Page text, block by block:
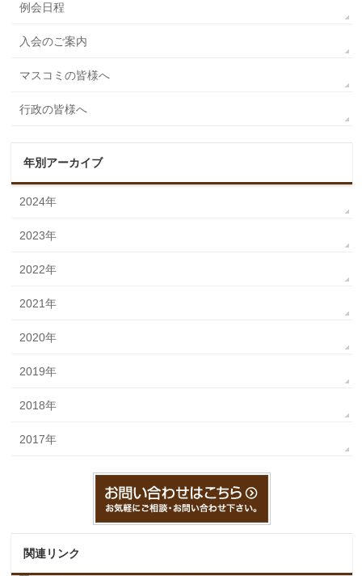
例会日程
入会のご案内
マスコミの皆様へ
行政の皆様へ
年別アーカイブ
2024年
2023年
2022年
2021年
2020年
2019年
2018年
2017年
関連リンク